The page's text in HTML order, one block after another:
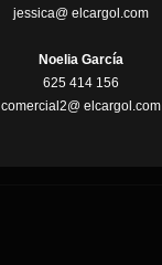
jessica@ elcargol.com
Noelia García
625 414 156
comercial2@ elcargol.com